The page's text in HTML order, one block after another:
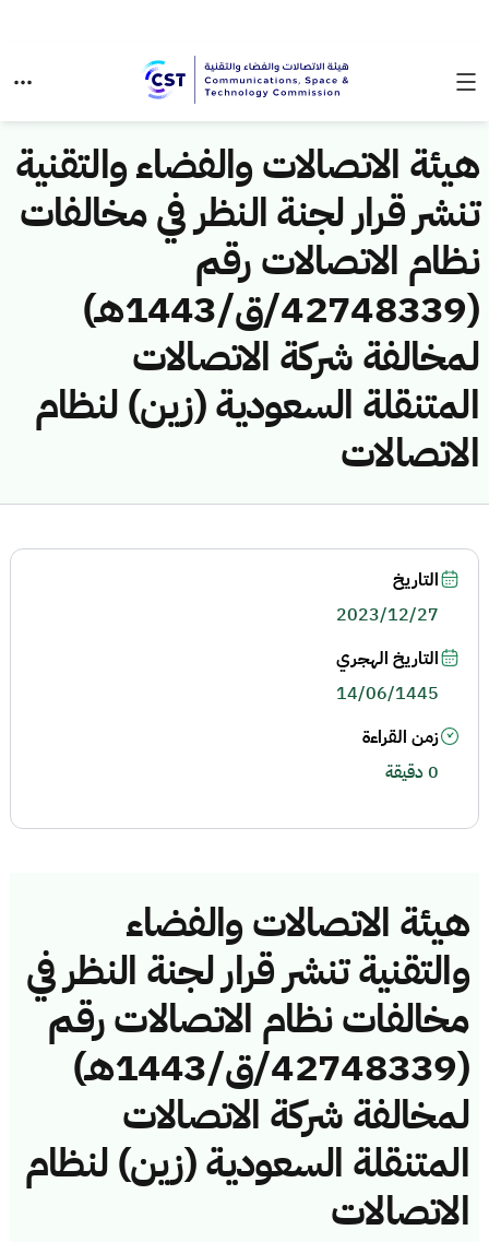
هيئة الاتصالات والفضاء والتقنية
تنشر قرار لجنة النظر في مخالفات
نظام الاتصالات رقم
(42748339/ق/1443هـ)
لمخالفة شركة الاتصالات
المتنقلة السعودية (زين) لنظام
الاتصالات
هيئة الاتصالات والفضاء
والتقنية تنشر قرار لجنة النظر في
مخالفات نظام الاتصالات رقم
(42748339/ق/1443هـ)
لمخالفة شركة الاتصالات
المتنقلة السعودية (زين) لنظام
الاتصالات
التاريخ
2023/12/27
التاريخ الهجري
14/06/1445
زمن القراءة
0 دقيقة